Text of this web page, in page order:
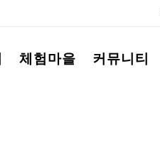
체험마을 커뮤니티